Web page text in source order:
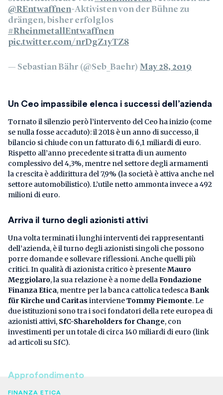
@REntwaffnen-Aktivisten von der Bühne zu
drängen, bisher erfolglos
#RheinmetallEntwaffnen
pic.twitter.com/nrDgZ1yTZ8
— Sebastian Bähr (@Seb_Baehr) May 28, 2019
Un Ceo impassibile elenca i successi dell’azienda
Tornato il silenzio però l’intervento del Ceo ha inizio (come
se nulla fosse accaduto): il 2018 è un anno di successo, il
bilancio si chiude con un fatturato di 6,1 miliardi di euro.
Rispetto all’anno precedente si tratta di un aumento
complessivo del 4,3%, mentre nel settore degli armamenti
la crescita è addirittura del 7,9% (la società è attiva anche nel
settore automobilistico). L’utile netto ammonta invece a 492
milioni di euro.
Arriva il turno degli azionisti attivi
Una volta terminati i lunghi interventi dei rappresentanti
dell’azienda, è il turno degli azionisti singoli che possono
porre domande e sollevare riflessioni. Anche quelli più
critici. In qualità di azionista critico è presenteMauro
Meggiolaro, la sua relazione è a nome dellaFondazione
Finanza Etica, mentre per la banca cattolica tedescaBank
für Kirche und Caritas intervieneTommy Piemonte. Le
due istituzioni sono tra i soci fondatori della rete europea di
azionisti attivi, SfC-Shareholders for Change, con
investimenti per un totale di circa 140 miliardi di euro (link
ad articoli su SfC).
Approfondimento
FINANZA ETICA